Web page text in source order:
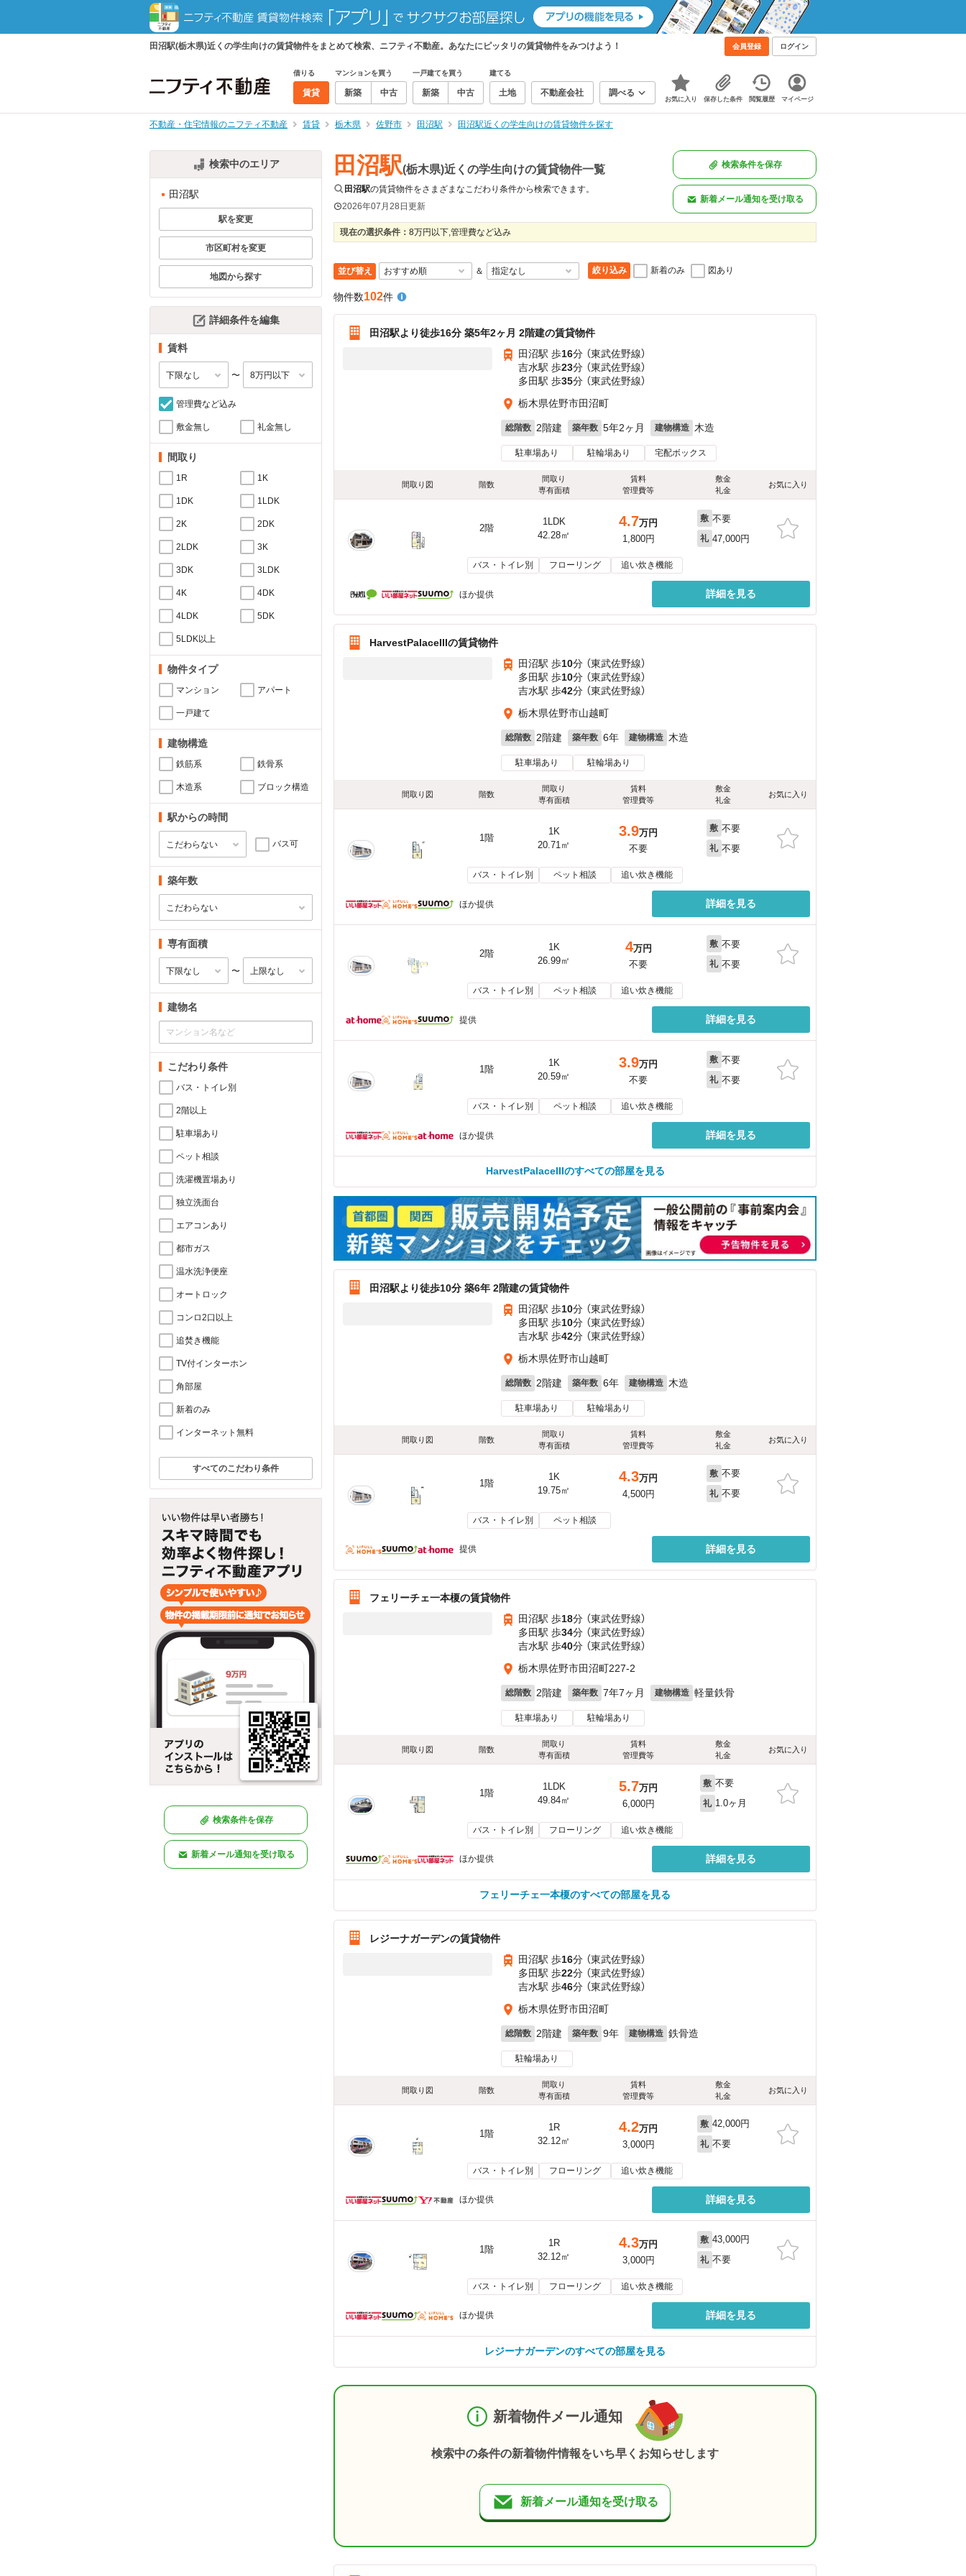
田沼駅(栃木県)近くの学生向けの賃貸物件をまとめて検索、ニフティ不動産。あなたにピッタリの賃貸物件をみつけよう！ 会員登録 ログイン
借りる
賃貸
マンションを買う
新築 中古
一戸建てを買う
新築 中古
建てる
土地 不動産会社 調べる
お気に入り 保存した条件 閲覧履歴 マイページ
不動産・住宅情報のニフティ不動産 賃貸 栃木県 佐野市 田沼駅 田沼駅近くの学生向けの賃貸物件を探す
検索中のエリア
田沼駅
駅を変更
市区町村を変更
地図から探す
詳細条件を編集
賃料
〜
管理費など込み
敷金無し 礼金無し
間取り
1R 1K
1DK 1LDK
2K 2DK
2LDK 3K
3DK 3LDK
4K 4DK
4LDK 5DK
5LDK以上
物件タイプ
マンション アパート
一戸建て
建物構造
鉄筋系 鉄骨系
木造系 ブロック構造
駅からの時間
バス可
築年数
専有面積
〜
建物名
こだわり条件
バス・トイレ別
2階以上
駐車場あり
ペット相談
洗濯機置場あり
独立洗面台
エアコンあり
都市ガス
温水洗浄便座
オートロック
コンロ2口以上
追焚き機能
TV付インターホン
角部屋
新着のみ
インターネット無料
すべてのこだわり条件
検索条件を保存
新着メール通知を受け取る
田沼駅(栃木県)近くの学生向けの賃貸物件一覧
田沼駅の賃貸物件をさまざまなこだわり条件から検索できます。
2026年07月28日更新
検索条件を保存
新着メール通知を受け取る
現在の選択条件： 8万円以下,管理費など込み
並び替え ＆ 絞り込み 新着のみ 図あり
物件数102件
田沼駅より徒歩16分 築5年2ヶ月 2階建の賃貸物件
田沼駅 歩16分 （東武佐野線）
吉水駅 歩23分 （東武佐野線）
多田駅 歩35分 （東武佐野線）
栃木県佐野市田沼町
総階数 2階建 築年数 5年2ヶ月 建物構造 木造
駐車場あり 駐輪場あり 宅配ボックス
間取り図 階数
間取り
専有面積
賃料
管理費等
敷金
礼金
お気に入り
2階
1LDK
42.28㎡
4.7万円
1,800円
敷 不要
礼 47,000円
バス・トイレ別 フローリング 追い炊き機能
ほか提供 詳細を見る
HarvestPalaceIIIの賃貸物件
田沼駅 歩10分 （東武佐野線）
多田駅 歩10分 （東武佐野線）
吉水駅 歩42分 （東武佐野線）
栃木県佐野市山越町
総階数 2階建 築年数 6年 建物構造 木造
駐車場あり 駐輪場あり
間取り図 階数
間取り
専有面積
賃料
管理費等
敷金
礼金
お気に入り
1階
1K
20.71㎡
3.9万円
不要
敷 不要
礼 不要
バス・トイレ別 ペット相談 追い炊き機能
ほか提供 詳細を見る
2階
1K
26.99㎡
4万円
不要
敷 不要
礼 不要
バス・トイレ別 ペット相談 追い炊き機能
提供 詳細を見る
1階
1K
20.59㎡
3.9万円
不要
敷 不要
礼 不要
バス・トイレ別 ペット相談 追い炊き機能
ほか提供 詳細を見る
HarvestPalaceIIIのすべての部屋を見る
田沼駅より徒歩10分 築6年 2階建の賃貸物件
田沼駅 歩10分 （東武佐野線）
多田駅 歩10分 （東武佐野線）
吉水駅 歩42分 （東武佐野線）
栃木県佐野市山越町
総階数 2階建 築年数 6年 建物構造 木造
駐車場あり 駐輪場あり
間取り図 階数
間取り
専有面積
賃料
管理費等
敷金
礼金
お気に入り
1階
1K
19.75㎡
4.3万円
4,500円
敷 不要
礼 不要
バス・トイレ別 ペット相談
提供 詳細を見る
フェリーチェ一本榎の賃貸物件
田沼駅 歩18分 （東武佐野線）
多田駅 歩34分 （東武佐野線）
吉水駅 歩40分 （東武佐野線）
栃木県佐野市田沼町227-2
総階数 2階建 築年数 7年7ヶ月 建物構造 軽量鉄骨
駐車場あり 駐輪場あり
間取り図 階数
間取り
専有面積
賃料
管理費等
敷金
礼金
お気に入り
1階
1LDK
49.84㎡
5.7万円
6,000円
敷 不要
礼 1.0ヶ月
バス・トイレ別 フローリング 追い炊き機能
ほか提供 詳細を見る
フェリーチェ一本榎のすべての部屋を見る
レジーナガーデンの賃貸物件
田沼駅 歩16分 （東武佐野線）
多田駅 歩22分 （東武佐野線）
吉水駅 歩46分 （東武佐野線）
栃木県佐野市田沼町
総階数 2階建 築年数 9年 建物構造 鉄骨造
駐輪場あり
間取り図 階数
間取り
専有面積
賃料
管理費等
敷金
礼金
お気に入り
1階
1R
32.12㎡
4.2万円
3,000円
敷 42,000円
礼 不要
バス・トイレ別 フローリング 追い炊き機能
ほか提供 詳細を見る
1階
1R
32.12㎡
4.3万円
3,000円
敷 43,000円
礼 不要
バス・トイレ別 フローリング 追い炊き機能
ほか提供 詳細を見る
レジーナガーデンのすべての部屋を見る
新着物件メール通知
検索中の条件の新着物件情報をいち早くお知らせします
新着メール通知を受け取る